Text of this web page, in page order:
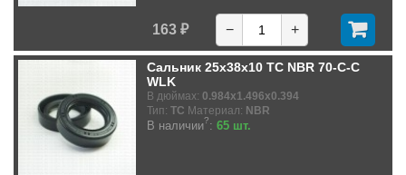
163 ₽ − +
Сальник 25x38x10 TC NBR 70-C-C
WLK
В дюймах: 0.984x1.496x0.394
Тип: TC Материал: NBR
В наличии?: 65 шт.